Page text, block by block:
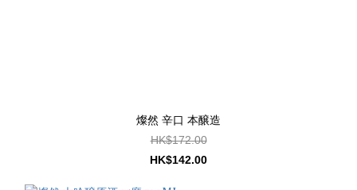
燦然 辛口 本醸造
HK$172.00
HK$142.00